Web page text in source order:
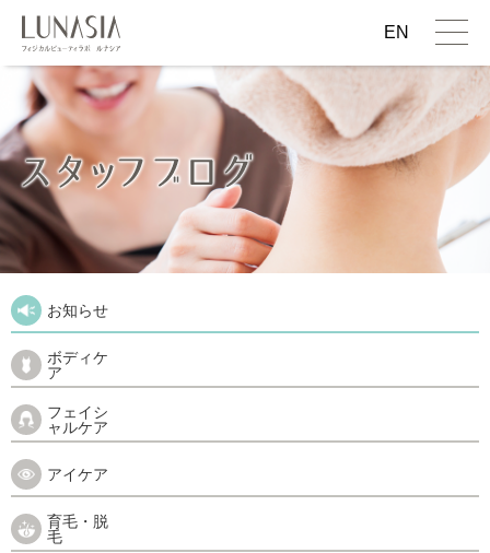
EN
お知らせ
ボディケ
ア
フェイシ
ャルケア
アイケア
育毛・脱
毛